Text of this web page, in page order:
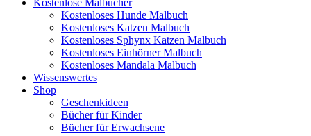
Kostenlose Malbücher
Kostenloses Hunde Malbuch
Kostenloses Katzen Malbuch
Kostenloses Sphynx Katzen Malbuch
Kostenloses Einhörner Malbuch
Kostenloses Mandala Malbuch
Wissenswertes
Shop
Geschenkideen
Bücher für Kinder
Bücher für Erwachsene